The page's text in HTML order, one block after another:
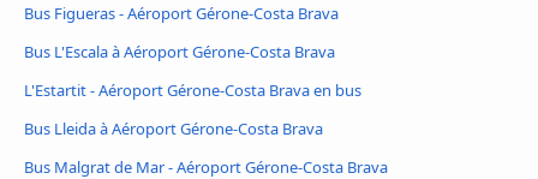
Bus Figueras - Aéroport Gérone-Costa Brava
Bus L'Escala à Aéroport Gérone-Costa Brava
L'Estartit - Aéroport Gérone-Costa Brava en bus
Bus Lleida à Aéroport Gérone-Costa Brava
Bus Malgrat de Mar - Aéroport Gérone-Costa Brava